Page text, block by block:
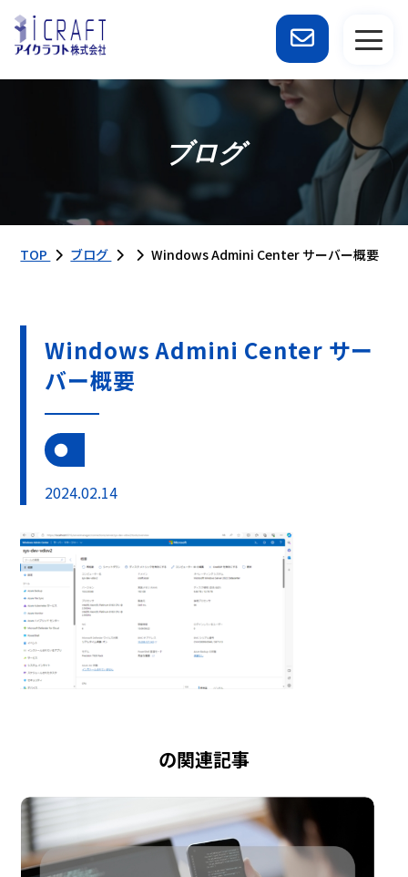
ブログ
TOP ブログ Windows Admini Center サーバー概要
Windows Admini Center サー
バー概要
2024.02.14
の関連記事